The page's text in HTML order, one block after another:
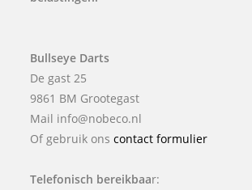
Bullseye Darts
De gast 25
9861 BM Grootegast
Mail info@nobeco.nl
Of gebruik onscontact formulier
Telefonisch bereikbaar: